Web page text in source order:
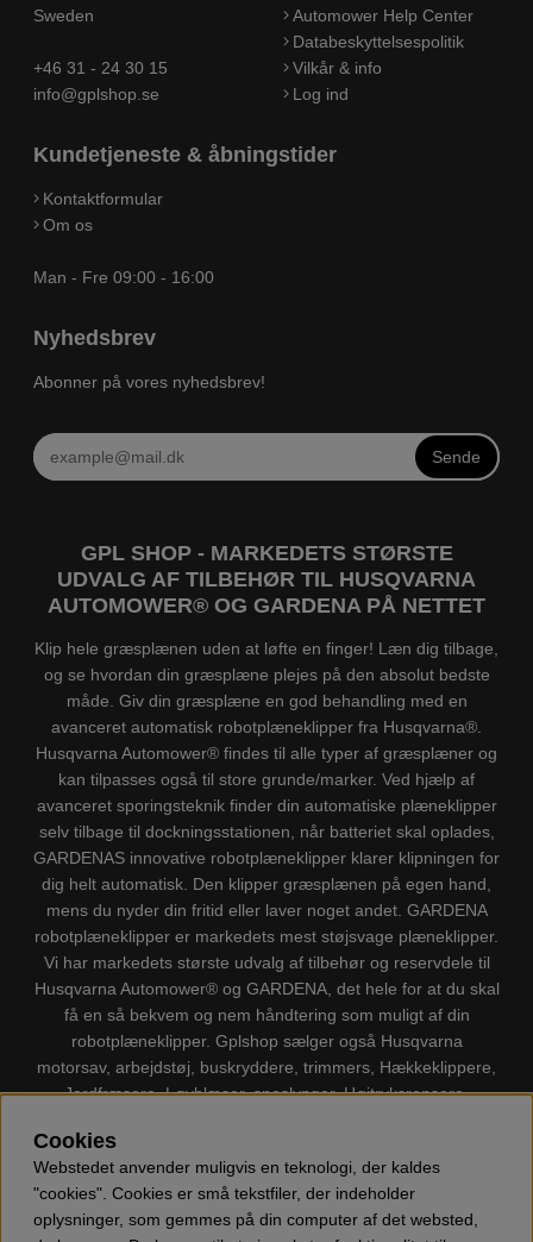
Sweden
+46 31 - 24 30 15
info@gplshop.se
Automower Help Center
Databeskyttelsespolitik
Vilkår & info
Log ind
Kundetjeneste & åbningstider
Kontaktformular
Om os
Man - Fre 09:00 - 16:00
Nyhedsbrev
Abonner på vores nyhedsbrev!
Sende
GPL SHOP - MARKEDETS STØRSTE
UDVALG AF TILBEHØR TIL HUSQVARNA
AUTOMOWER® OG GARDENA PÅ NETTET
Klip hele græsplænen uden at løfte en finger! Læn dig tilbage,
og se hvordan din græsplæne plejes på den absolut bedste
måde. Giv din græsplæne en god behandling med en
avanceret automatisk robotplæneklipper fra Husqvarna®.
Husqvarna Automower® findes til alle typer af græsplæner og
kan tilpasses også til store grunde/marker. Ved hjælp af
avanceret sporingsteknik finder din automatiske plæneklipper
selv tilbage til dockningsstationen, når batteriet skal oplades,
GARDENAS innovative robotplæneklipper klarer klipningen for
dig helt automatisk. Den klipper græsplænen på egen hand,
mens du nyder din fritid eller laver noget andet. GARDENA
robotplæneklipper er markedets mest støjsvage plæneklipper.
Vi har markedets største udvalg af tilbehør og reservdele til
Husqvarna Automower® og GARDENA, det hele for at du skal
få en så bekvem og nem håndtering som muligt af din
robotplæneklipper. Gplshop sælger også Husqvarna
motorsav, arbejdstøj, buskryddere, trimmers, Hækkeklippere,
Jordfræsere, Løvblæser, sneslynger, Højtryksrensere,
Cookies
Webstedet anvender muligvis en teknologi, der kaldes
"cookies". Cookies er små tekstfiler, der indeholder
oplysninger, som gemmes på din computer af det websted,